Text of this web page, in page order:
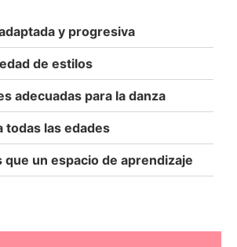
y progresiva
de estilos
adecuadas para la danza
todas las edades
que un espacio de aprendizaje